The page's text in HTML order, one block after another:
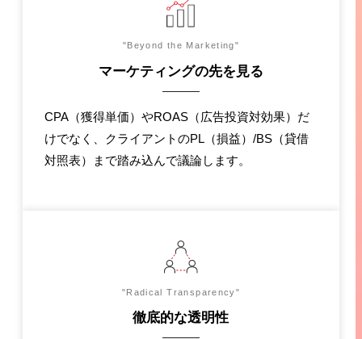
"Beyond the Marketing"
マーケティングの先を見る
CPA（獲得単価）やROAS（広告投資対効果）だ
けでなく、クライアントのPL（損益）/BS（貸借
対照表）まで踏み込んで議論します。
"Radical Transparency"
徹底的な透明性